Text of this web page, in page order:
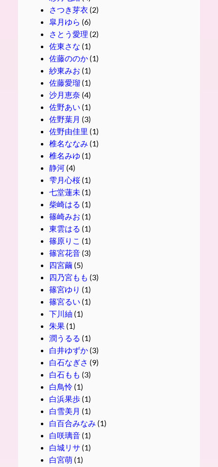
さつき芽衣 (2)
皐月ゆら (6)
さとう愛理 (2)
佐東さな (1)
佐藤ののか(1)
紗東みお (1)
佐藤愛瑠(1)
沙月恵奈 (4)
佐野あい (1)
佐野葉月 (3)
佐野由佳里 (1)
椎名ななみ (1)
椎名みゆ (1)
静河(4)
雫月心桜(1)
七堂蓮未 (1)
柴崎はる (1)
篠崎みお (1)
東雲はる (1)
篠原りこ (1)
篠宮花音(3)
四宮繭(5)
四乃宮もも (3)
篠宮ゆり (1)
篠宮るい (1)
下川紬 (1)
朱果(1)
潤うるる (1)
白井ゆずか(3)
白石なぎさ (9)
白石もも (3)
白鳥怜(1)
白浜果歩(1)
白雪美月 (1)
白百合みなみ (1)
白咲璃音(1)
白城リサ (1)
白宮萌(1)